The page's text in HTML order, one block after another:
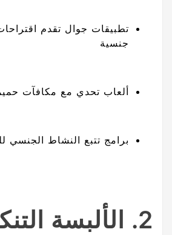
تطبيقات جوال تقدم
جنسية
ألعاب تحدي مع مكافآت
برامج تتبع النشاط الجنسي
2. الألبسة